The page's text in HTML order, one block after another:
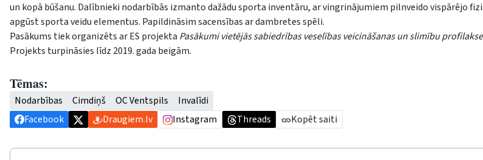
un kopā būšanu. Dalībnieki nodarbībās izmanto dažādu sporta inventāru, ar vingrinājumiem pilnveido vispārējo
apgūst sporta veidu elementus. Papildināsim sacensības ar dambretes spēli.
Pasākums tiek organizēts ar ES projekta Pasākumi vietējās sabiedrības veselības veicināšanas un slimību
Projekts turpināsies līdz 2019. gada beigām.
Tēmas:
Nodarbības Cimdiņš OC Ventspils
Invalīdi
Facebook
Draugiem.lv Instagram Threads Kopēt saiti